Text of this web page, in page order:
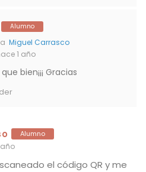
Alumno
Miguel Carrasco
1 año
bien¡¡¡ Gracias
Alumno
el código QR y me